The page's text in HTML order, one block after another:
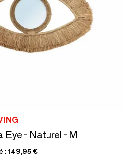
Eye - Naturel - M
: 149,95 €